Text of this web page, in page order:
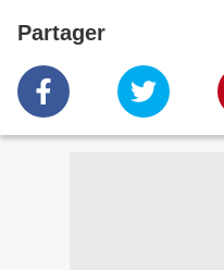
Partager